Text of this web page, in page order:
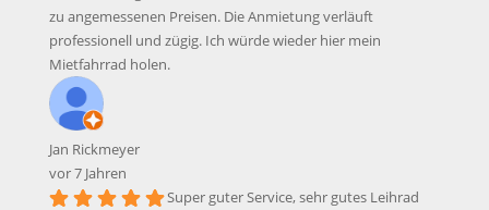
zu angemessenen Preisen. Die Anmietung verläuft
professionell und zügig. Ich würde wieder hier mein
Mietfahrrad holen.
Jan Rickmeyer
vor 7 Jahren
Super guter Service, sehr gutes Leihrad